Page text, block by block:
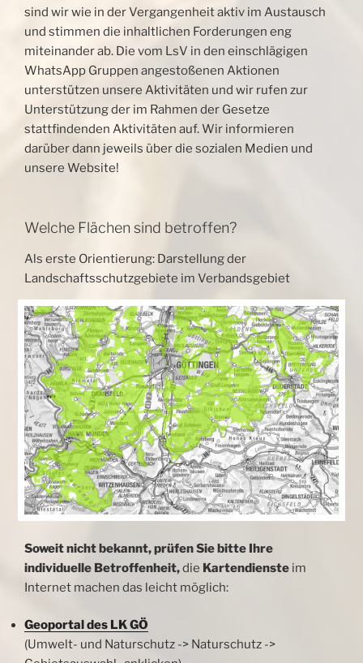
sind wir wie in der Vergangenheit aktiv im Austausch
und stimmen die inhaltlichen Forderungen eng
miteinander ab. Die vom LsV in den einschlägigen
WhatsApp Gruppen angestoßenen Aktionen
unterstützen unsere Aktivitäten und wir rufen zur
Unterstützung der im Rahmen der Gesetze
stattfindenden Aktivitäten auf. Wir informieren
darüber dann jeweils über die sozialen Medien und
unsere Website!
Welche Flächen sind betroffen?
Als erste Orientierung: Darstellung der
Landschaftsschutzgebiete im Verbandsgebiet
Soweit nicht bekannt, prüfen Sie bitte Ihre
individuelle Betroffenheit,die Kartendienste im
Internet machen das leicht möglich:
Geoportal des LK GÖ
(Umwelt- und Naturschutz -> Naturschutz ->